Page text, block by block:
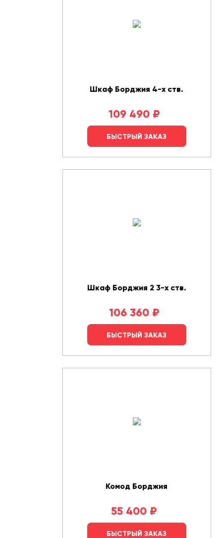
Шкаф Борджия 4-х ств.
109 490 ₽
БЫСТРЫЙ ЗАКАЗ
Шкаф Борджия 2 3-х ств.
106 360 ₽
БЫСТРЫЙ ЗАКАЗ
Комод Борджия
55 400 ₽
БЫСТРЫЙ ЗАКАЗ